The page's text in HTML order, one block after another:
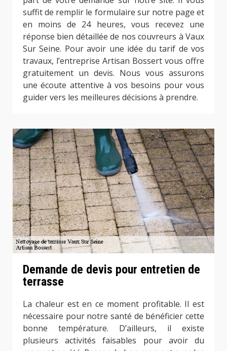
suffit de remplir le formulaire sur notre page et
en moins de 24 heures, vous recevez une
réponse bien détaillée de nos couvreurs à Vaux
Sur Seine. Pour avoir une idée du tarif de vos
travaux, l’entreprise Artisan Bossert vous offre
gratuitement un devis. Nous vous assurons
une écoute attentive à vos besoins pour vous
guider vers les meilleures décisions à prendre.
Demande de devis pour entretien de
terrasse
La chaleur est en ce moment profitable. Il est
nécessaire pour notre santé de bénéficier cette
bonne température. D’ailleurs, il existe
plusieurs activités faisables pour avoir du